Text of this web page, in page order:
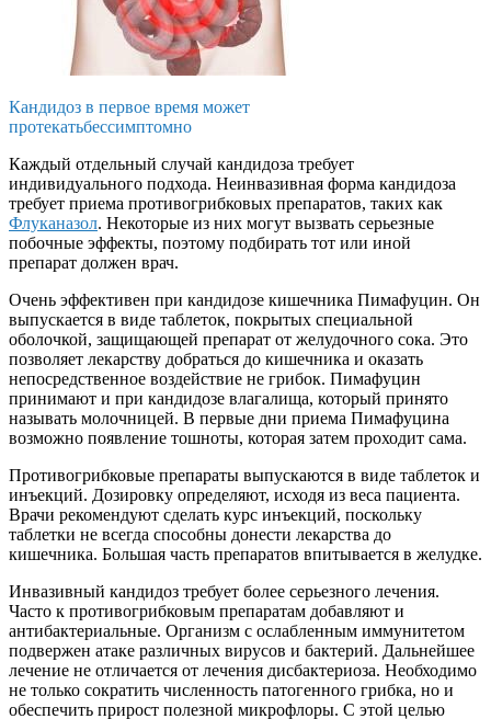
Кандидоз в первое время может
протекатьбессимптомно
Каждый отдельный случай кандидоза требует
индивидуального подхода. Неинвазивная форма кандидоза
требует приема противогрибковых препаратов, таких как
Флуканазол. Некоторые из них могут вызвать серьезные
побочные эффекты, поэтому подбирать тот или иной
препарат должен врач.
Очень эффективен при кандидозе кишечника Пимафуцин. Он
выпускается в виде таблеток, покрытых специальной
оболочкой, защищающей препарат от желудочного сока. Это
позволяет лекарству добраться до кишечника и оказать
непосредственное воздействие не грибок. Пимафуцин
принимают и при кандидозе влагалища, который принято
называть молочницей. В первые дни приема Пимафуцина
возможно появление тошноты, которая затем проходит сама.
Противогрибковые препараты выпускаются в виде таблеток и
инъекций. Дозировку определяют, исходя из веса пациента.
Врачи рекомендуют сделать курс инъекций, поскольку
таблетки не всегда способны донести лекарства до
кишечника. Большая часть препаратов впитывается в желудке.
Инвазивный кандидоз требует более серьезного лечения.
Часто к противогрибковым препаратам добавляют и
антибактериальные. Организм с ослабленным иммунитетом
подвержен атаке различных вирусов и бактерий. Дальнейшее
лечение не отличается от лечения дисбактериоза. Необходимо
не только сократить численность патогенного грибка, но и
обеспечить прирост полезной микрофлоры. С этой целью